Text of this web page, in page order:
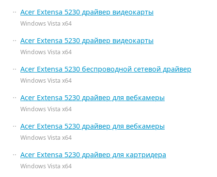
Acer Extensa 5230 драйвер видеокарты
Windows Vista x64
Acer Extensa 5230 драйвер видеокарты
Windows Vista x64
Acer Extensa 5230 беспроводной сетевой драйвер
Windows Vista x64
Acer Extensa 5230 драйвер для вебкамеры
Windows Vista x64
Acer Extensa 5230 драйвер для вебкамеры
Windows Vista x64
Acer Extensa 5230 драйвер для картридера
Windows Vista x64